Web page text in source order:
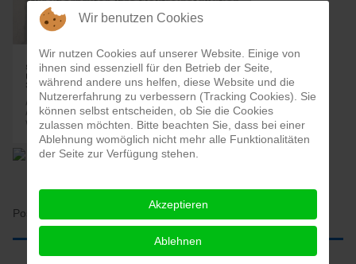
Posted in:
Wir benutzen Cookies
Wir nutzen Cookies auf unserer Website. Einige von
ihnen sind essenziell für den Betrieb der Seite,
während andere uns helfen, diese Website und die
Nutzererfahrung zu verbessern (Tracking Cookies). Sie
können selbst entscheiden, ob Sie die Cookies
zulassen möchten. Bitte beachten Sie, dass bei einer
Ablehnung womöglich nicht mehr alle Funktionalitäten
der Seite zur Verfügung stehen.
Akzeptieren
Ablehnen